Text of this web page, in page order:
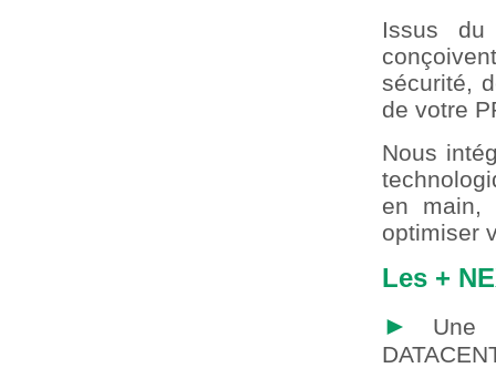
Issus du
sécurité,
de votre
Nous
en main,
optimiser
Les +
►
Une